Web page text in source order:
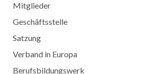
Mitglieder
Geschäftsstelle
Satzung
Verband in Europa
Berufsbildungswerk